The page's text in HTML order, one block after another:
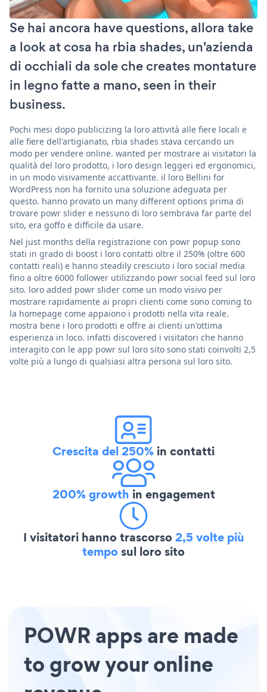
Se hai ancora have questions, allora take
a look at cosa ha rbia shades, un'azienda
di occhiali da sole che creates montature
in legno fatte a mano, seen in their
business.
Pochi mesi dopo publicizing la loro attività alle fiere locali e
alle fiere dell'artigianato, rbia shades stava cercando un
modo per vendere online. wanted per mostrare ai visitatori la
qualità del loro prodotto, i loro design leggeri ed ergonomici,
in un modo visivamente accattivante. il loro Bellini for
WordPress non ha fornito una soluzione adeguata per
questo. hanno provato un many different options prima di
trovare powr slider e nessuno di loro sembrava far parte del
sito, era goffo e difficile da usare.
Nel just months della registrazione con powr popup sono
stati in grado di boost i loro contatti oltre il 250% (oltre 600
contatti reali) e hanno steadily cresciuto i loro social media
fino a oltre 6000 follower utilizzando powr social feed sul loro
sito. loro added powr slider come un modo visivo per
mostrare rapidamente ai propri clienti come sono coming to
la homepage come appaiono i prodotti nella vita reale.
mostra bene i loro prodotti e offre ai clienti un'ottima
esperienza in loco. infatti discovered i visitatori che hanno
interagito con le app powr sul loro sito sono stati coinvolti 2,5
volte più a lungo di qualsiasi altra persona sul loro sito.
Crescita del 250% in contatti
200% growth in engagement
I visitatori hanno trascorso2,5 volte più
temposul loro sito
POWR apps are made
to grow your online